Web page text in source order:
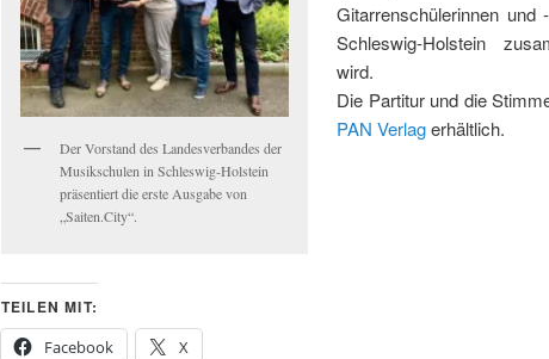
Der Vorstand des Landesverbandes der
Musikschulen in Schleswig-Holstein
präsentiert die erste Ausgabe von
„Saiten.City“.
Gitarrenschülerinnen und
Schleswig-Holstein
wird.
Die Partitur und die
PAN Verlagerhältlich.
TEILEN MIT:
Facebook
X